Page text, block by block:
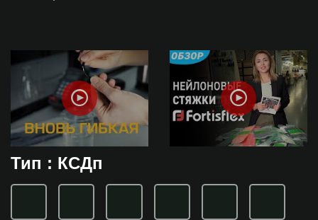
Тип : КСДп